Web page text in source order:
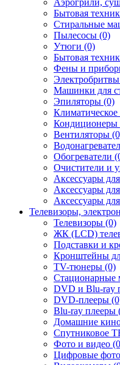
Бытовая
Стиральные
Пылесосы (0)
Утюги (0)
Бытовая
Фены и
Машинки для
Эпиляторы (0)
Кондиционеры
Вентиляторы
Обогреватели
Очистители и
Аксессуары
Аксессуары
Аксессуары
Телевизоры,
Телевизоры (0)
ЖК (LCD)
Подставки и
Кронштейны
TV-тюнеры (0)
Стационарные
DVD и Blu-ray
DVD-плееры
Blu-ray плееры
Домашние
Спутниковое
Фото и видео
Цифровые